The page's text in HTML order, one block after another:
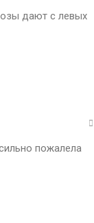
дают с левых
пожалела